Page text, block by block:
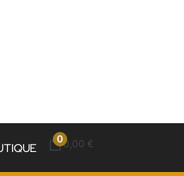
00,00 €